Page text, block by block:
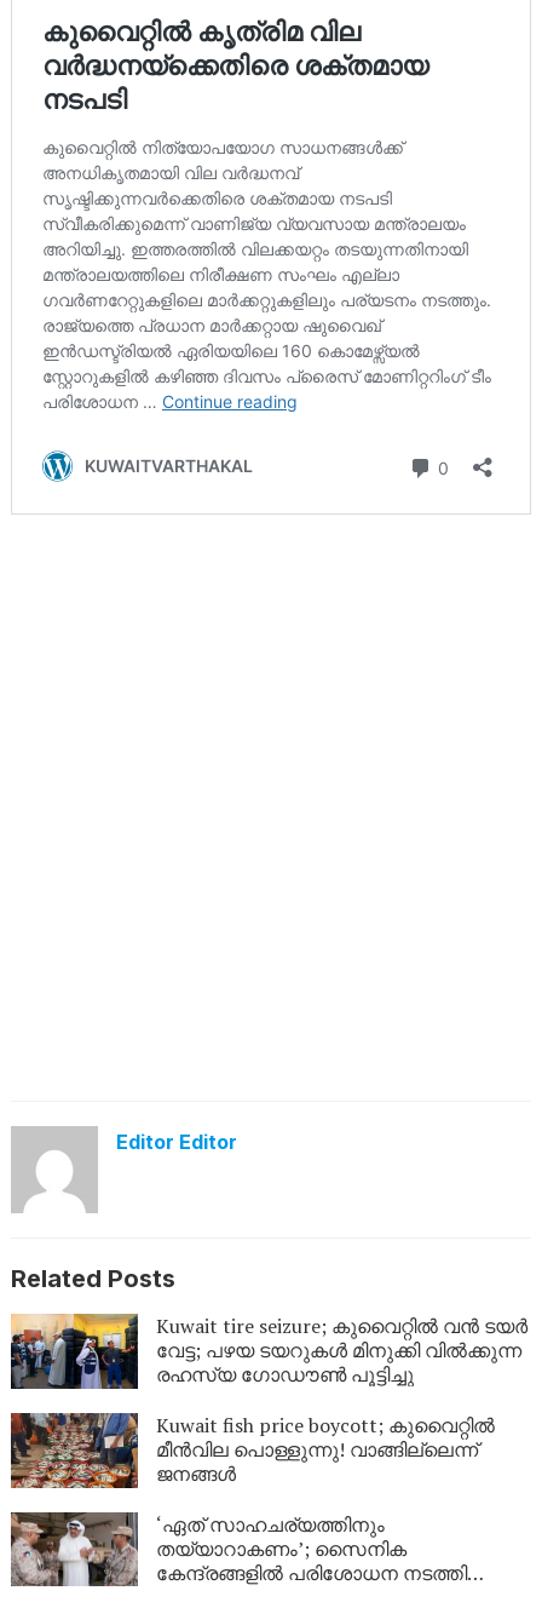
Editor Editor
Related Posts
Kuwait tire seizure; കുവൈറ്റിൽ വൻ ടയർ
വേട്ട; പഴയ ടയറുകൾ മിനുക്കി വിൽക്കുന്ന
രഹസ്യ ഗോഡൗൺ പൂട്ടിച്ചു
Kuwait fish price boycott; കുവൈറ്റിൽ
മീൻവില പൊള്ളുന്നു! വാങ്ങില്ലെന്ന്
ജനങ്ങൾ
‘ഏത് സാഹചര്യത്തിനും
തയ്യാറാകണം’; സൈനിക
കേന്ദ്രങ്ങളിൽ പരിശോധന നടത്തി